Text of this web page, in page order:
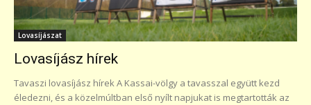
Lovasíjászat
Lovasíjász hírek
Tavaszi lovasíjász hírek A Kassai-völgy a tavasszal együtt kezd
éledezni, és a közelmúltban első nyílt napjukat is megtartották az